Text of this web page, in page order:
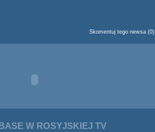
Skomentuj tego newsa (0)
W ROSYJSKIEJ TV